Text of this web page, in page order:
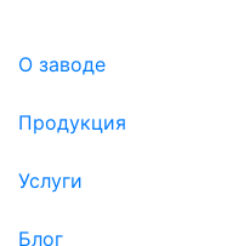
О заводе
Продукция
Услуги
Блог